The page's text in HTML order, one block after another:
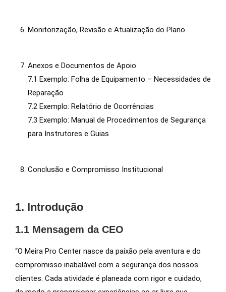
Monitorização, Revisão e Atualização do Plano
Anexos e Documentos de Apoio
7.1 Exemplo: Folha de Equipamento – Necessidades de
Reparação
7.2 Exemplo: Relatório de Ocorrências
7.3 Exemplo: Manual de Procedimentos de Segurança
para Instrutores e Guias
Conclusão e Compromisso Institucional
1. Introdução
1.1 Mensagem da CEO
“O Meira Pro Center nasce da paixão pela aventura e do
compromisso inabalável com a segurança dos nossos
clientes. Cada atividade é planeada com rigor e cuidado,